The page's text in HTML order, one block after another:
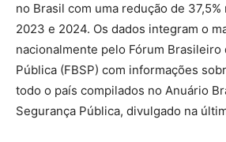
no Brasil com uma redução de
2023 e 2024. Os dados integram o
nacionalmente pelo Fórum Brasileiro
Pública (FBSP) com informações
todo o país compilados no Anuário
Segurança Pública, divulgado na